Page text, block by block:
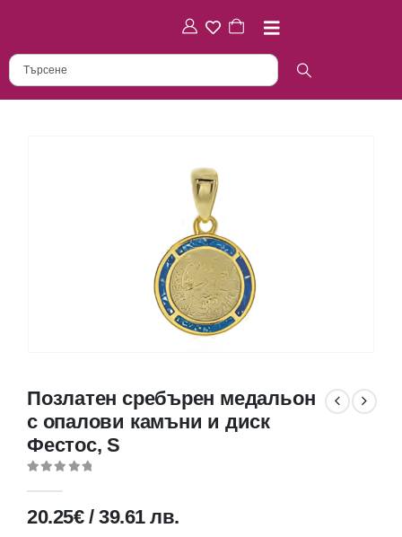
Позлатен сребърен медальон
с опалови камъни и диск
Фестос, S
20.25€ /39.61лв.